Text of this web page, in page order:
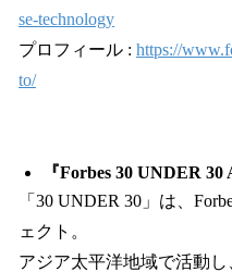
se-technology
プロフィール : https://
to/
『Forbes 30 UNDER
「30 UNDER 30」は、
ェクト。
アジア太平洋地域で活動